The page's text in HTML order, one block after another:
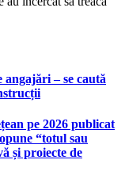
– se caută
pe 2026 publicat
“totul sau
și proiecte de